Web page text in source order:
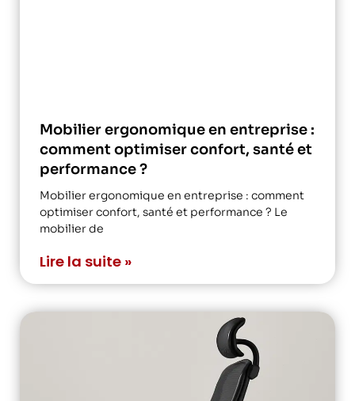
Mobilier ergonomique en entreprise :
comment optimiser confort, santé et
performance ?
Mobilier ergonomique en entreprise : comment
optimiser confort, santé et performance ? Le
mobilier de
Lire la suite »